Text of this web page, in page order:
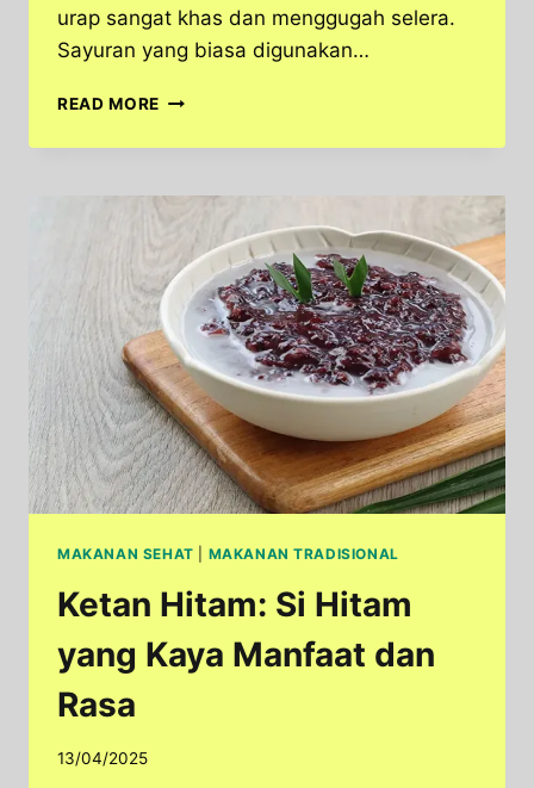
urap sangat khas dan menggugah selera.
Sayuran yang biasa digunakan…
READ MORE URAP:
SEHAT
BISA
BIKIN
KAMU
KETAGIHAN!
MAKANAN SEHAT MAKANAN TRADISIONAL
Ketan Hitam: Si Hitam
yang Kaya Manfaat dan
Rasa
13/04/2025